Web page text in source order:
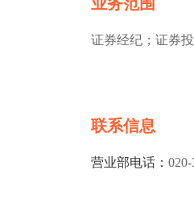
证券经纪；证券
联系信息
营业部电话： 020-